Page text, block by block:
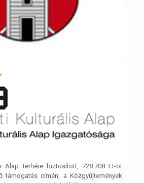
Alap terhére biztosított, 728.708 Ft-ot
támogatás címén, a Közgyűjtemények